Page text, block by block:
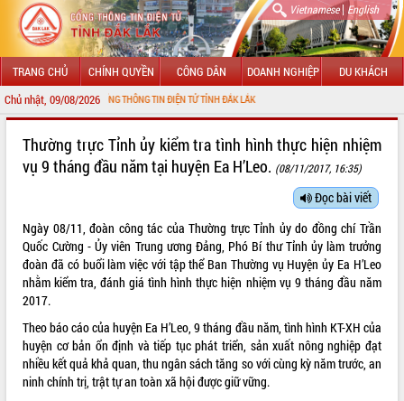
Vietnamese| English
TRANG CHỦ CHÍNH QUYỀN CÔNG DÂN DOANH NGHIỆP DU KHÁCH
Chủ nhật, 09/08/2026
ĐẾN VỚI CỔNG THÔNG TIN ĐIỆN TỬ TỈNH ĐẮK LẮK
LÃNH ĐẠO UBND TỈNH
SỞ, BAN, NGÀNH
UBND CÁC XÃ, PHƯỜNG
HỆ THỐNG VĂN BẢN
VĂN BẢN HĐND TỈNH
Thường trực Tỉnh ủy kiểm tra tình hình thực hiện nhiệm
vụ 9 tháng đầu năm tại huyện Ea H’Leo. (08/11/2017, 16:35)
Đọc bài viết
Ngày 08/11, đoàn công tác của Thường trực Tỉnh ủy do đồng chí Trần
Quốc Cường - Ủy viên Trung ương Đảng, Phó Bí thư Tỉnh ủy làm trưởng
đoàn đã có buổi làm việc với tập thể Ban Thường vụ Huyện ủy Ea H’Leo
nhằm kiểm tra, đánh giá tình hình thực hiện nhiệm vụ 9 tháng đầu năm
2017.
Theo báo cáo của huyện Ea H’Leo, 9 tháng đầu năm, tình hình KT-XH của
huyện cơ bản ổn định và tiếp tục phát triển, sản xuất nông nghiệp đạt
nhiều kết quả khả quan, thu ngân sách tăng so với cùng kỳ năm trước, an
ninh chính trị, trật tự an toàn xã hội được giữ vững.